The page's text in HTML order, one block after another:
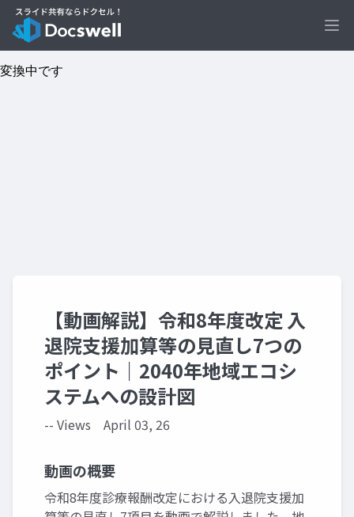
【動画解説】令和8年度改定 入
退院支援加算等の見直し7つの
ポイント｜2040年地域エコシ
ステムへの設計図
-- Views April 03, 26
動画の概要
令和8年度診療報酬改定における入退院支援加